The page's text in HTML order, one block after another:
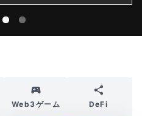
Web3ゲーム DeFi